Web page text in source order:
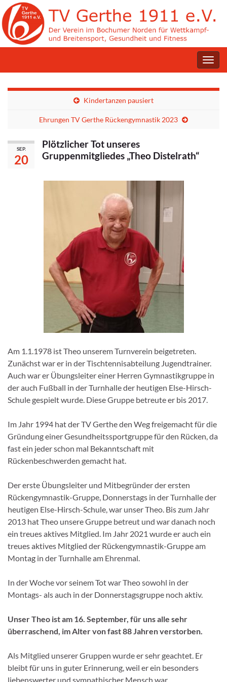
Kindertanzen pausiert
Ehrungen TV Gerthe Rückengymnastik 2023
SEP.
20
Plötzlicher Tot unseres
Gruppenmitgliedes „Theo Distelrath“
Am 1.1.1978 ist Theo unserem Turnverein beigetreten.
Zunächst war er in der Tischtennisabteilung Jugendtrainer.
Auch war er Übungsleiter einer Herren Gymnastikgruppe in
der auch Fußball in der Turnhalle der heutigen Else-Hirsch-
Schule gespielt wurde. Diese Gruppe betreute er bis 2017.
Im Jahr 1994 hat der TV Gerthe den Weg freigemacht für die
Gründung einer Gesundheitssportgruppe für den Rücken, da
fast ein jeder schon mal Bekanntschaft mit
Rückenbeschwerden gemacht hat.
Der erste Übungsleiter und Mitbegründer der ersten
Rückengymnastik-Gruppe, Donnerstags in der Turnhalle der
heutigen Else-Hirsch-Schule, war unser Theo. Bis zum Jahr
2013 hat Theo unsere Gruppe betreut und war danach noch
ein treues aktives Mitglied. Im Jahr 2021 wurde er auch ein
treues aktives Mitglied der Rückengymnastik-Gruppe am
Montag in der Turnhalle am Ehrenmal.
In der Woche vor seinem Tot war Theo sowohl in der
Montags- als auch in der Donnerstagsgruppe noch aktiv.
Unser Theo ist am 16. September, für uns alle sehr
überraschend, im Alter von fast 88 Jahren verstorben.
Als Mitglied unserer Gruppen wurde er sehr geachtet. Er
bleibt für uns in guter Erinnerung, weil er ein besonders
liebenswerter und sympathischer Mensch war.